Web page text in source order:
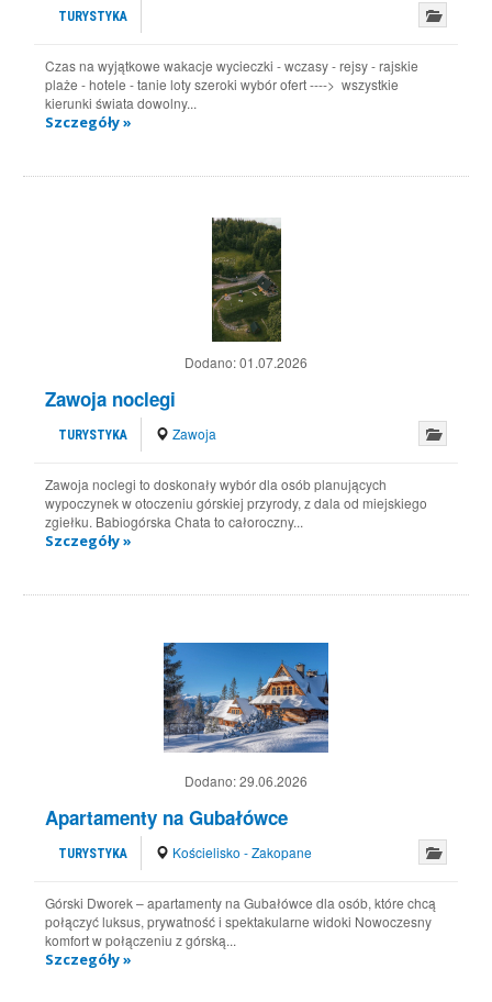
TURYSTYKA
Czas na wyjątkowe wakacje wycieczki - wczasy - rejsy - rajskie
plaże - hotele - tanie loty szeroki wybór ofert ----> wszystkie
kierunki świata dowolny...
Szczegóły »
Dodano:01.07.2026
Zawoja noclegi
TURYSTYKA Zawoja
Zawoja noclegi to doskonały wybór dla osób planujących
wypoczynek w otoczeniu górskiej przyrody, z dala od miejskiego
zgiełku. Babiogórska Chata to całoroczny...
Szczegóły »
Dodano:29.06.2026
Apartamenty na Gubałówce
TURYSTYKA Kościelisko - Zakopane
Górski Dworek – apartamenty na Gubałówce dla osób, które chcą
połączyć luksus, prywatność i spektakularne widoki Nowoczesny
komfort w połączeniu z górską...
Szczegóły »